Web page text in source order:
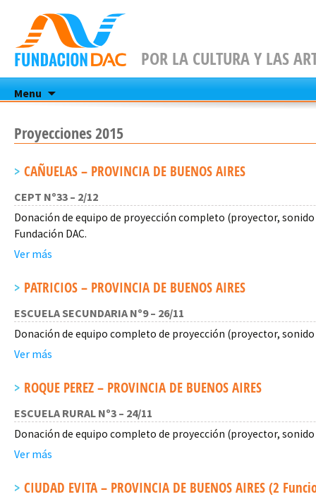
POR LA CULTURA Y LAS
Menu
Skip
to
Proyecciones 2015
CAÑUELAS – PROVINCIA DE BUENOS AIRES
CEPT Nº33 – 2/12
Donación de equipo de proyección completo (proyector,
Fundación DAC.
Ver más
PATRICIOS – PROVINCIA DE BUENOS AIRES
ESCUELA SECUNDARIA Nº9 – 26/11
Donación de equipo completo de proyección (proyector,
Ver más
ROQUE PEREZ – PROVINCIA DE BUENOS AIRES
ESCUELA RURAL Nº3 – 24/11
Donación de equipo completo de proyección (proyector,
Ver más
CIUDAD EVITA – PROVINCIA DE BUENOS AIRES (2